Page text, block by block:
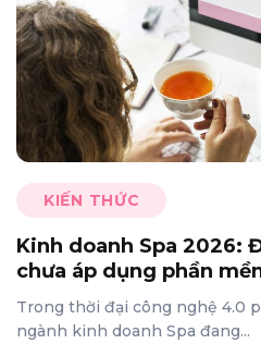
KIẾN THỨC
Kinh doanh Spa 2026:
chưa áp dụng phần
Trong thời đại công nghệ 4.0
ngành kinh doanh Spa đang...